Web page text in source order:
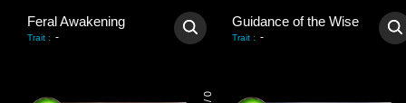
Feral Awakening
Trait : -
Guidance of the Wise
Trait : -
0
/